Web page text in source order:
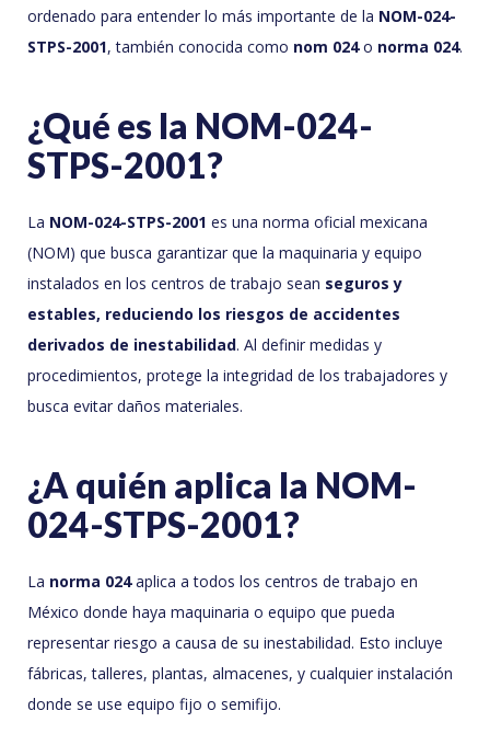
ordenado para entender lo más importante de la NOM-024-
STPS-2001, también conocida como nom 024o norma 024.
¿Qué es la NOM-024-
STPS-2001?
La NOM-024-STPS-2001 es una norma oficial mexicana
(NOM) que busca garantizar que la maquinaria y equipo
instalados en los centros de trabajo sean seguros y
estables, reduciendo los riesgos de accidentes
derivados de inestabilidad. Al definir medidas y
procedimientos, protege la integridad de los trabajadores y
busca evitar daños materiales.
¿A quién aplica la NOM-
024-STPS-2001?
La norma 024aplica a todos los centros de trabajo en
México donde haya maquinaria o equipo que pueda
representar riesgo a causa de su inestabilidad. Esto incluye
fábricas, talleres, plantas, almacenes, y cualquier instalación
donde se use equipo fijo o semifijo.